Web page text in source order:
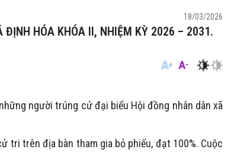
18/03/2026
ĐỊNH HÓA KHÓA II, NHIỆM KỲ 2026 – 2031.
người trúng cử đại biểu Hội đồng nhân dân xã
tri trên địa bàn tham gia bỏ phiếu, đạt 100%. Cuộc